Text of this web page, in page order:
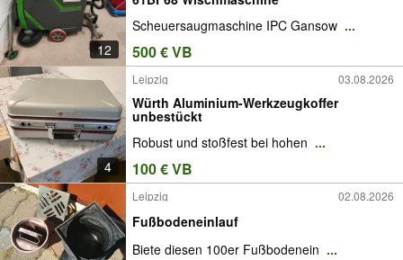
12
Scheuersaugmaschine IPC Gansow ...
500 € VB
4
Leipzig 03.08.2026
Würth Aluminium-Werkzeugkoffer
unbestückt
Robust und stoßfest bei hohen ...
100 € VB
Leipzig 02.08.2026
Fußbodeneinlauf
Biete diesen 100er Fußbodenein ...